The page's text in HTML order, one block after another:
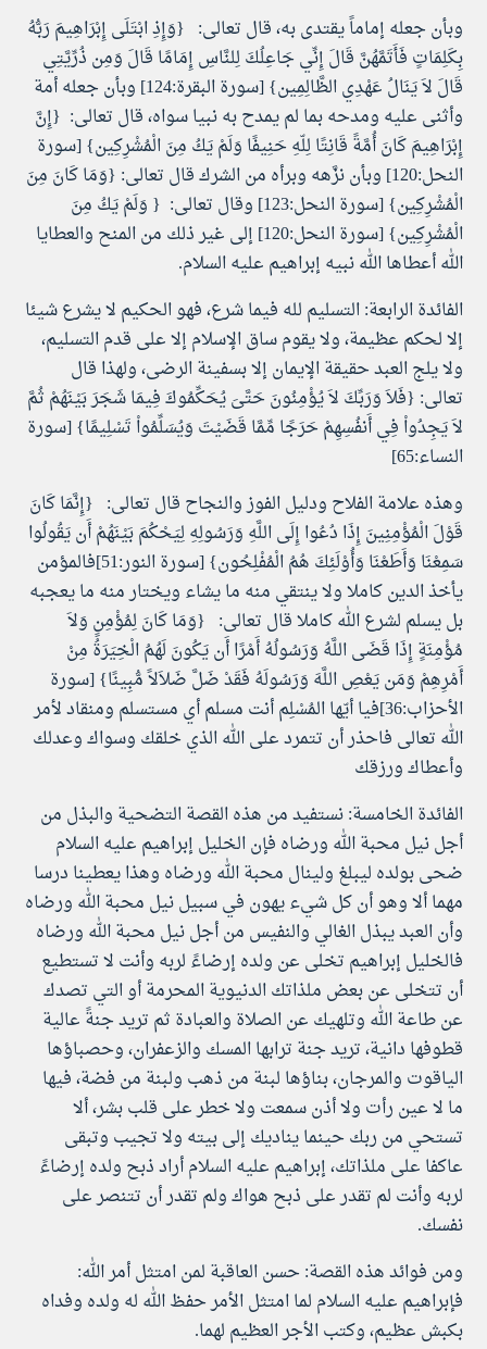
وبأن جعله إماماً يقتدى به، قال تعالى: {وَإِذِ ابْتَلَى إِبْرَاهِيمَ رَبُّهُ
بِكَلِمَاتٍ فَأَتَمَّهُنَّ قَالَ إِنِّي جَاعِلُكَ لِلنَّاسِ إِمَامًا قَالَ وَمِن ذُرِّيَّتِي
قَالَ لاَ يَنَالُ عَهْدِي الظَّالِمِين} [سورة البقرة:124] وبأن جعله أمة
وأثنى عليه ومدحه بما لم يمدح به نبيا سواه، قال تعالى: {إِنَّ
إِبْرَاهِيمَ كَانَ أُمَّةً قَانِتًا لِلّهِ حَنِيفًا وَلَمْ يَكُ مِنَ الْمُشْرِكِين} [سورة
النحل:120] وبأن نزَّهه وبرأه من الشرك قال تعالى: {وَمَا كَانَ مِنَ
الْمُشْرِكِين} [سورة النحل:123] وقال تعالى: { وَلَمْ يَكُ مِنَ
الْمُشْرِكِين} [سورة النحل:120] إلى غير ذلك من المنح والعطايا
الله أعطاها الله نبيه إبراهيم عليه السلام.
الفائدة الرابعة: التسليم لله فيما شرع، فهو الحكيم لا يشرع شيئا
إلا لحكم عظيمة، ولا يقوم ساق الإسلام إلا على قدم التسليم،
ولا يلج العبد حقيقة الإيمان إلا بسفينة الرضى، ولهذا قال
تعالى: {فَلاَ وَرَبِّكَ لاَ يُؤْمِنُونَ حَتَّىَ يُحَكِّمُوكَ فِيمَا شَجَرَ بَيْنَهُمْ ثُمَّ
لاَ يَجِدُواْ فِي أَنفُسِهِمْ حَرَجًا مِّمَّا قَضَيْتَ وَيُسَلِّمُواْ تَسْلِيمًا} [سورة
النساء:65]
وهذه علامة الفلاح ودليل الفوز والنجاح قال تعالى: {إِنَّمَا كَانَ
قَوْلَ الْمُؤْمِنِينَ إِذَا دُعُوا إِلَى اللَّهِ وَرَسُولِهِ لِيَحْكُمَ بَيْنَهُمْ أَن يَقُولُوا
سَمِعْنَا وَأَطَعْنَا وَأُوْلَئِكَ هُمُ الْمُفْلِحُون} [سورة النور:51]فالمؤمن
يأخذ الدين كاملا ولا ينتقي منه ما يشاء ويختار منه ما يعجبه
بل يسلم لشرع الله كاملا قال تعالى: {وَمَا كَانَ لِمُؤْمِنٍ وَلاَ
مُؤْمِنَةٍ إِذَا قَضَى اللَّهُ وَرَسُولُهُ أَمْرًا أَن يَكُونَ لَهُمُ الْخِيَرَةُ مِنْ
أَمْرِهِمْ وَمَن يَعْصِ اللَّهَ وَرَسُولَهُ فَقَدْ ضَلَّ ضَلاَلاً مُّبِينًا} [سورة
الأحزاب:36]فيا أيّها المُسْلِم أنت مسلم أي مستسلم ومنقاد لأمر
الله تعالى فاحذر أن تتمرد على الله الذي خلقك وسواك وعدلك
وأعطاك ورزقك
الفائدة الخامسة: نستفيد من هذه القصة التضحية والبذل من
أجل نيل محبة الله ورضاه فإن الخليل إبراهيم عليه السلام
ضحى بولده ليبلغ ولينال محبة الله ورضاه وهذا يعطينا درسا
مهما ألا وهو أن كل شيء يهون في سبيل نيل محبة الله ورضاه
وأن العبد يبذل الغالي والنفيس من أجل نيل محبة الله ورضاه
فالخليل إبراهيم تخلى عن ولده إرضاءً لربه وأنت لا تستطيع
أن تتخلى عن بعض ملذاتك الدنيوية المحرمة أو التي تصدك
عن طاعة الله وتلهيك عن الصلاة والعبادة ثم تريد جنةً عالية
قطوفها دانية، تريد جنة ترابها المسك والزعفران، وحصباؤها
الياقوت والمرجان، بناؤها لبنة من ذهب ولبنة من فضة، فيها
ما لا عين رأت ولا أذن سمعت ولا خطر على قلب بشر، ألا
تستحي من ربك حينما يناديك إلى بيته ولا تجيب وتبقى
عاكفا على ملذاتك، إبراهيم عليه السلام أراد ذبح ولده إرضاءً
لربه وأنت لم تقدر على ذبح هواك ولم تقدر أن تتنصر على
نفسك.
ومن فوائد هذه القصة: حسن العاقبة لمن امتثل أمر الله:
فإبراهيم عليه السلام لما امتثل الأمر حفظ الله له ولده وفداه
بكبش عظيم، وكتب الأجر العظيم لهما.